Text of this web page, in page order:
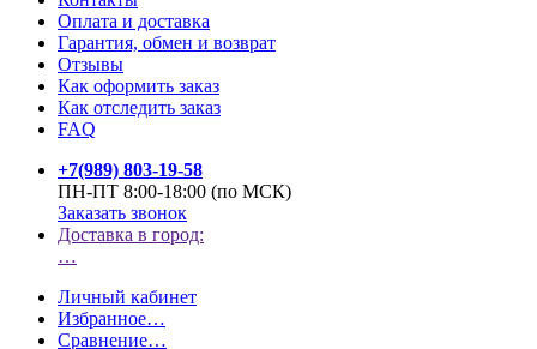
Оплата и доставка
Гарантия, обмен и возврат
Отзывы
Как оформить заказ
Как отследить заказ
FAQ
+7(989) 803-19-58
ПН-ПТ 8:00-18:00 (по МСК)
Заказать звонок
Доставка в город:
…
Личный кабинет
Избранное…
Сравнение…